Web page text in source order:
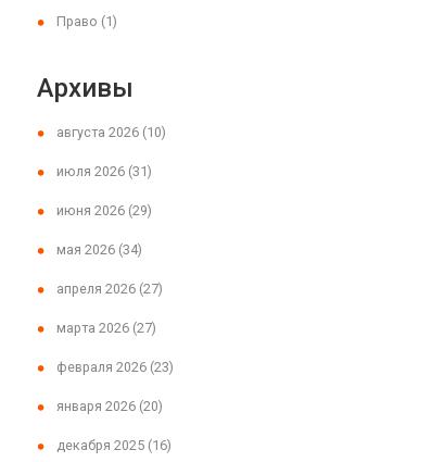
Право (1)
Архивы
августа 2026 (10)
июля 2026 (31)
июня 2026 (29)
мая 2026 (34)
апреля 2026 (27)
марта 2026 (27)
февраля 2026 (23)
января 2026 (20)
декабря 2025 (16)